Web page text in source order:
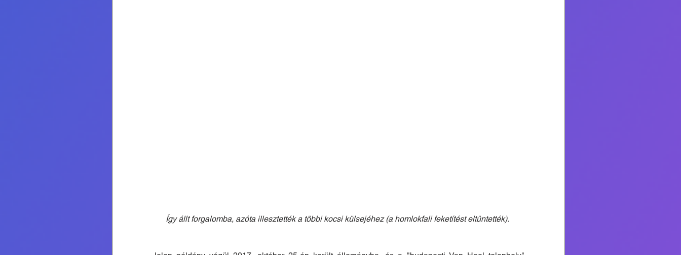
Így állt forgalomba, azóta illesztették a többi kocsi külsejéhez (a homlokfali feketítést eltüntették).